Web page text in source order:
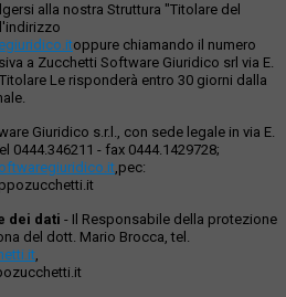
alla nostra Struttura "Titolare del
oppure chiamando il numero
a Zucchetti Software Giuridico srl via E.
Le risponderà entro 30 giorni dalla
Giuridico s.r.l., con sede legale in via E.
0444.346211 - fax 0444.1429728;
,pec:
dei dati - Il Responsabile della protezione
del dott. Mario Brocca, tel.
,